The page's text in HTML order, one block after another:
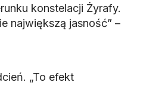
konstelacji Żyrafy.
największą jasność” –
„To efekt